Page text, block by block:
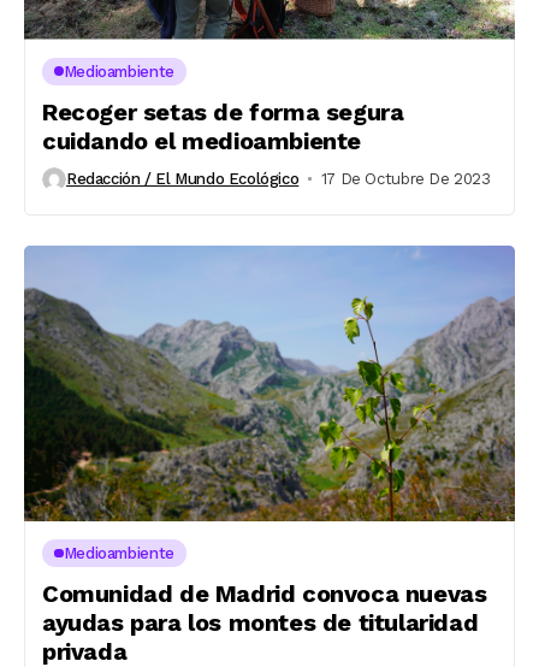
Medioambiente
Recoger setas de forma segura
cuidando el medioambiente
Redacción / El Mundo Ecológico 17 De Octubre De 2023
Medioambiente
Comunidad de Madrid convoca nuevas
ayudas para los montes de titularidad
privada